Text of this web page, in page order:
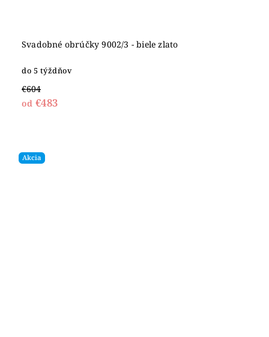
Svadobné obrúčky 9002/3 - biele zlato
do 5 týždňov
€604
od €483
Akcia